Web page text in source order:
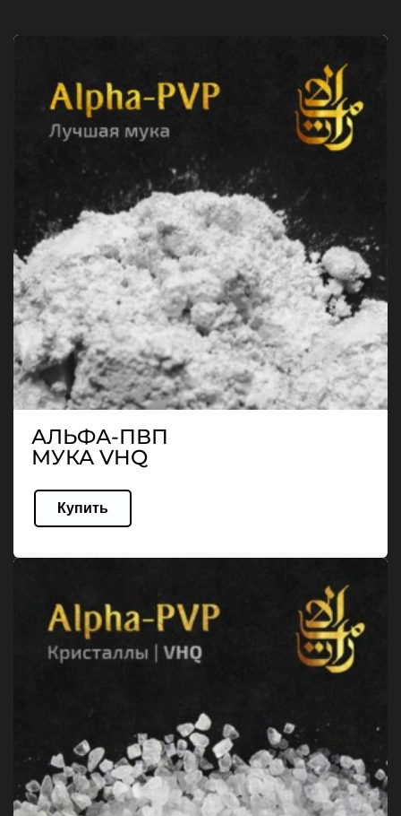
АЛЬФА-ПВП
МУКА VHQ
Купить